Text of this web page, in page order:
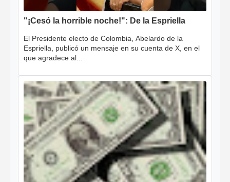
"¡Cesó la horrible noche!": De la Espriella
El Presidente electo de Colombia, Abelardo de la
Espriella, publicó un mensaje en su cuenta de X, en el
que agradece al...